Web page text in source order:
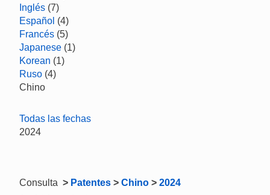
Inglés (7)
Español (4)
Francés (5)
Japanese (1)
Korean (1)
Ruso (4)
Chino
Todas las fechas
2024
Consulta > Patentes > Chino > 2024